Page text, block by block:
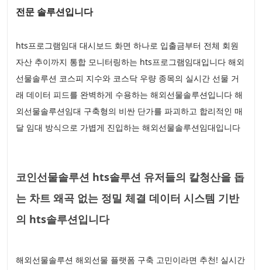
전문 솔루션입니다
hts프로그램임대 대시보드 화면 하나로 입출금부터 전체 회원
자산 추이까지 통합 모니터링하는 hts프로그램임대입니다 해외
선물솔루션 코스피 지수와 코스닥 우량 종목의 실시간 선물 거
래 데이터 피드를 완벽하게 수용하는 해외선물솔루션입니다 해
외선물솔루션임대 구축형의 비싼 단가를 파괴하고 합리적인 매
달 임대 방식으로 가볍게 진입하는 해외선물솔루션임대입니다
코인선물솔루션 hts솔루션 유저들의 칼청산을 돕
는 차트 왜곡 없는 정밀 체결 데이터 시스템 기반
의 hts솔루션입니다
해외선물솔루션 해외선물 플랫폼 구축 고민이라면 추천! 실시간